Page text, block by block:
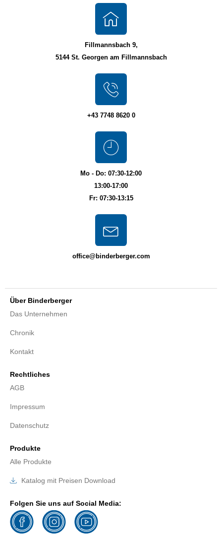
Fillmannsbach 9,
5144 St. Georgen am Fillmannsbach
+43 7748 8620 0
Mo - Do: 07:30-12:00
13:00-17:00
Fr: 07:30-13:15
office@binderberger.com
Über Binderberger
Das Unternehmen
Chronik
Kontakt
Rechtliches
AGB
Impressum
Datenschutz
Produkte
Alle Produkte
Katalog mit Preisen Download
Folgen Sie uns auf Social Media: